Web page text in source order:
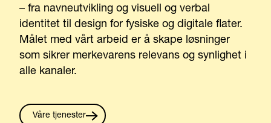
– fra navneutvikling og visuell og verbal
identitet til design for fysiske og digitale flater.
Målet med vårt arbeid er å skape løsninger
som sikrer merkevarens relevans og synlighet i
alle kanaler.
Våre tjenester